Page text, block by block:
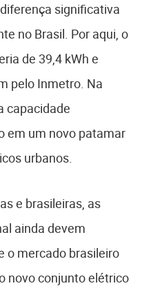
significativa
no Brasil. Por aqui, o
de 39,4 kWh e
pelo Inmetro. Na
capacidade
em um novo patamar
urbanos.
e brasileiras, as
ainda devem
o mercado brasileiro
novo conjunto elétrico